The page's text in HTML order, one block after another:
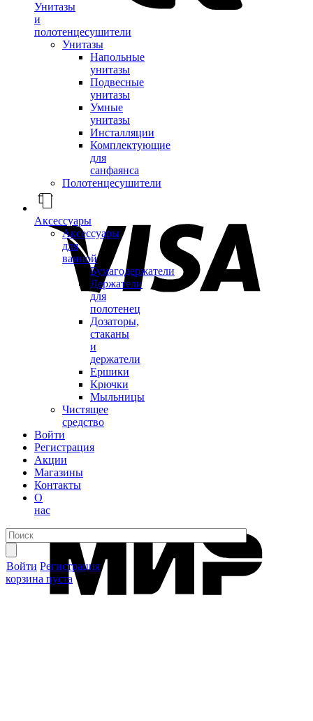
Унитазы
и
полотенцесушители
Унитазы
Напольные
унитазы
Подвесные
унитазы
Умные
унитазы
Инсталляции
Комплектующие
для
санфаянса
Полотенцесушители
Аксессуары
Аксессуары
для
ванной
Бумагодержатели
Держатели
для
полотенец
Дозаторы,
стаканы
и
держатели
Ершики
Крючки
Мыльницы
Чистящее
средство
Войти
Регистрация
Акции
Магазины
Контакты
О
нас
Войти Регистрация
корзина пуста